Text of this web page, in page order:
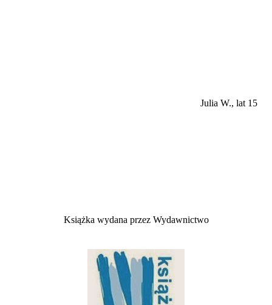
Julia W., lat 15
Książka wydana przez Wydawnictwo